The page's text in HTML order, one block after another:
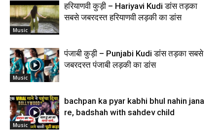
Music
हरियाणवी कुड़ी – Hariyavi Kudi डांस तड़का
सबसे जबरदस्त हरियाणवी लड़की का डांस
Music
पंजाबी कुड़ी – Punjabi Kudi डांस तड़का सबसे
जबरदस्त पंजाबी लड़की का डांस
Music
bachpan ka pyar kabhi bhul nahin jana
re, badshah with sahdev child